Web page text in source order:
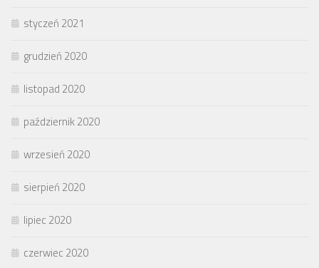
styczeń 2021
grudzień 2020
listopad 2020
październik 2020
wrzesień 2020
sierpień 2020
lipiec 2020
czerwiec 2020